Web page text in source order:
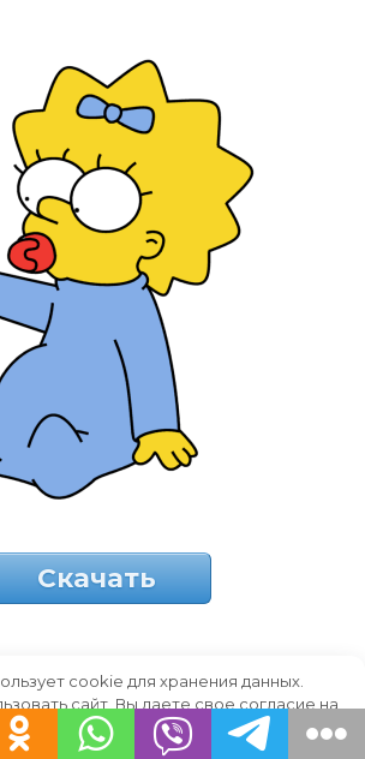
Скачать
cookie для хранения данных.
сайт, Вы даете свое согласие на
с этими файлами.
OK